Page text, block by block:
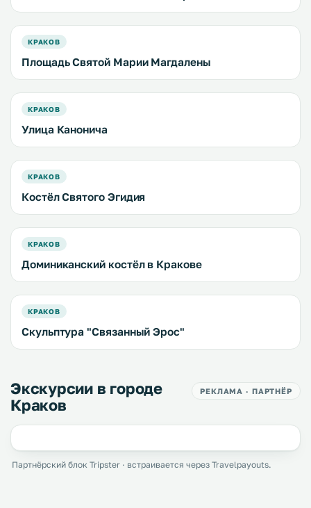
КРАКОВ
Площадь Святой Марии Магдалены
КРАКОВ
Улица Канонича
КРАКОВ
Костёл Святого Эгидия
КРАКОВ
Доминиканский костёл в Кракове
КРАКОВ
Скульптура "Связанный Эрос"
Экскурсии в городе
Краков
РЕКЛАМА · ПАРТНЁР
Партнёрский блок Tripster · встраивается через Travelpayouts.